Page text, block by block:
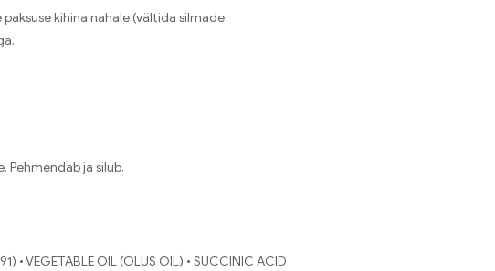
kihina nahale (vältida silmade
Pehmendab ja silub.
• VEGETABLE OIL (OLUS OIL) • SUCCINIC ACID